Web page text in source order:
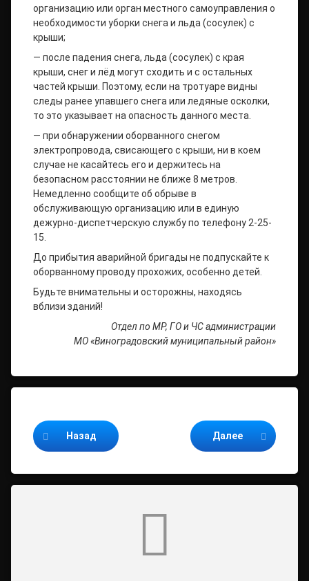
организацию или орган местного самоуправления о
необходимости уборки снега и льда (сосулек) с
крыши;
— после падения снега, льда (сосулек) с края
крыши, снег и лёд могут сходить и с остальных
частей крыши. Поэтому, если на тротуаре видны
следы ранее упавшего снега или ледяные осколки,
то это указывает на опасность данного места.
— при обнаружении оборванного снегом
электропровода, свисающего с крыши, ни в коем
случае не касайтесь его и держитесь на
безопасном расстоянии не ближе 8 метров.
Немедленно сообщите об обрыве в
обслуживающую организацию или в единую
дежурно-диспетчерскую службу по телефону 2-25-
15.
До прибытия аварийной бригады не подпускайте к
оборванному проводу прохожих, особенно детей.
Будьте внимательны и осторожны, находясь
вблизи зданий!
Отдел по МР, ГО и ЧС администрации
МО «Виноградовский муниципальный район»
Назад Далее